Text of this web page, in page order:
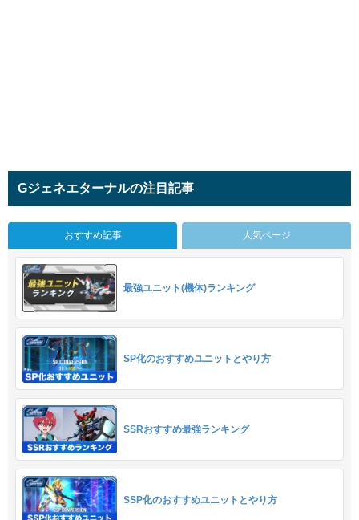
Gジェネエターナルの注目記事
おすすめ記事 人気ページ
最強ユニット(機体)ランキング
SP化のおすすめユニットとやり方
SSRおすすめ最強ランキング
SSP化のおすすめユニットとやり方